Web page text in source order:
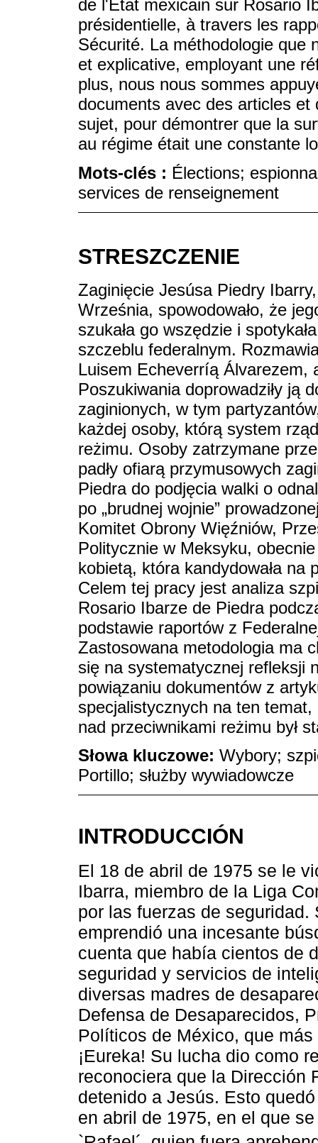
de l'État mexicain sur Rosario
présidentielle, à travers les
Sécurité. La méthodologie que
et explicative, employant une
plus, nous nous sommes
documents avec des articles
sujet, pour démontrer que la
au régime était une constante
Mots-clés : Élections;
services de renseignement
STRESZCZENIE
Zaginięcie Jesúsa Piedry
Września, spowodowało, że
szukała go wszędzie i
szczeblu federalnym.
Luisem Echeverríą Álvarezem,
Poszukiwania doprowadziły ją
zaginionych, w tym
każdej osoby, którą system
reżimu. Osoby zatrzymane
padły ofiarą przymusowych
Piedra do podjęcia walki o
po „brudnej wojnie”
Komitet Obrony Więźniów,
Politycznie w Meksyku,
kobietą, która kandydowała na
Celem tej pracy jest analiza
Rosario Ibarze de Piedra
podstawie raportów z
Zastosowana metodologia ma
się na systematycznej refleksji
powiązaniu dokumentów z
specjalistycznych na ten
nad przeciwnikami reżimu był
Słowa kluczowe: Wybory;
Portillo; służby wywiadowcze
INTRODUCCIÓN
El 18 de abril de 1975 se le
Ibarra, miembro de la Liga
por las fuerzas de
emprendió una incesante
cuenta que había cientos de
seguridad y servicios de
diversas madres de
Defensa de Desaparecidos,
Políticos de México, que
¡Eureka! Su lucha dio como
reconociera que la Dirección
detenido a Jesús. Esto
en abril de 1975, en el que